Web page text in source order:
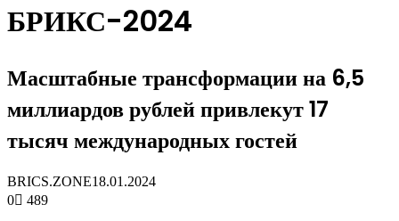
БРИКС-2024
Масштабные трансформации на 6,5
миллиардов рублей привлекут 17
тысяч международных гостей
BRICS.ZONE18.01.2024
0
489